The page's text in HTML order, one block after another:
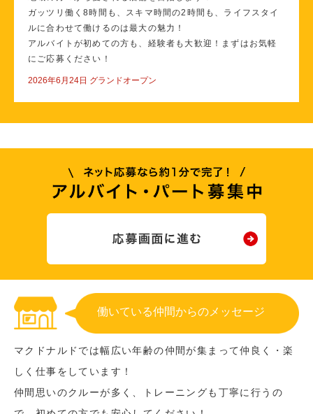
ガッツリ働く8時間も、スキマ時間の2時間も、ライフスタイ
ルに合わせて働けるのは最大の魅力！
アルバイトが初めての方も、経験者も大歓迎！まずはお気軽
にご応募ください！
2026年6月24日 グランドオープン
働いている仲間からのメッセージ
マクドナルドでは幅広い年齢の仲間が集まって仲良く・楽
しく仕事をしています！
仲間思いのクルーが多く、トレーニングも丁寧に行うの